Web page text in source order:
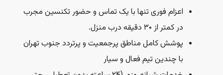
اعزام فوری تنها با یک تماس و حضور تکنسین مجرب
در کمتر از ۳۰ دقیقه درب منزل.
پوشش کامل مناطق پرجمعیت و پرتردد جنوب تهران
با چندین تیم فعال و سیار